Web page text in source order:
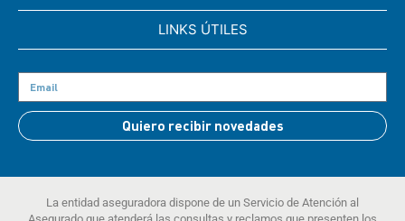
LINKS ÚTILES
Quiero recibir novedades
La entidad aseguradora dispone de un Servicio de Atención al